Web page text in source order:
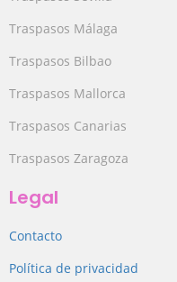
Traspasos Málaga
Traspasos Bilbao
Traspasos Mallorca
Traspasos Canarias
Traspasos Zaragoza
Legal
Contacto
Política de privacidad